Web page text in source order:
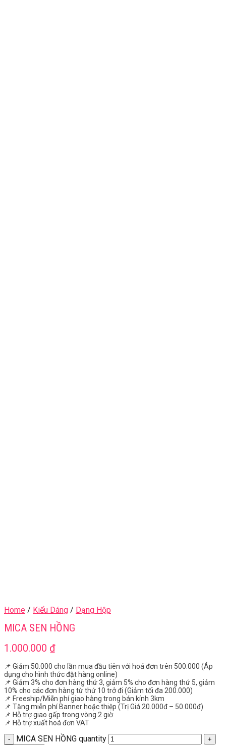
Home / Kiểu Dáng / Dạng Hộp
MICA SEN HỒNG
1.000.000 ₫
📌 Giảm 50.000 cho lần mua đầu tiên với hoá đơn trên 500.000 (Áp
dụng cho hình thức đặt hàng online)
📌 Giảm 3% cho đơn hàng thứ 3, giảm 5% cho đơn hàng thứ 5, giảm
10% cho các đơn hàng từ thứ 10 trở đi (Giảm tối đa 200.000)
📌 Freeship/Miễn phí giao hàng trong bán kính 3km
📌 Tặng miễn phí Banner hoặc thiệp (Trị Giá 20.000đ – 50.000đ)
📌 Hỗ trợ giao gấp trong vòng 2 giờ
📌 Hỗ trợ xuất hoá đơn VAT
MICA SEN HỒNG quantity